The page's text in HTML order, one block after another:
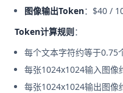
图像输出Token：$40 /
Token计算规则：
每个文本字符约等于0.75
每张1024x1024输入图像
每张1024x1024输出图像